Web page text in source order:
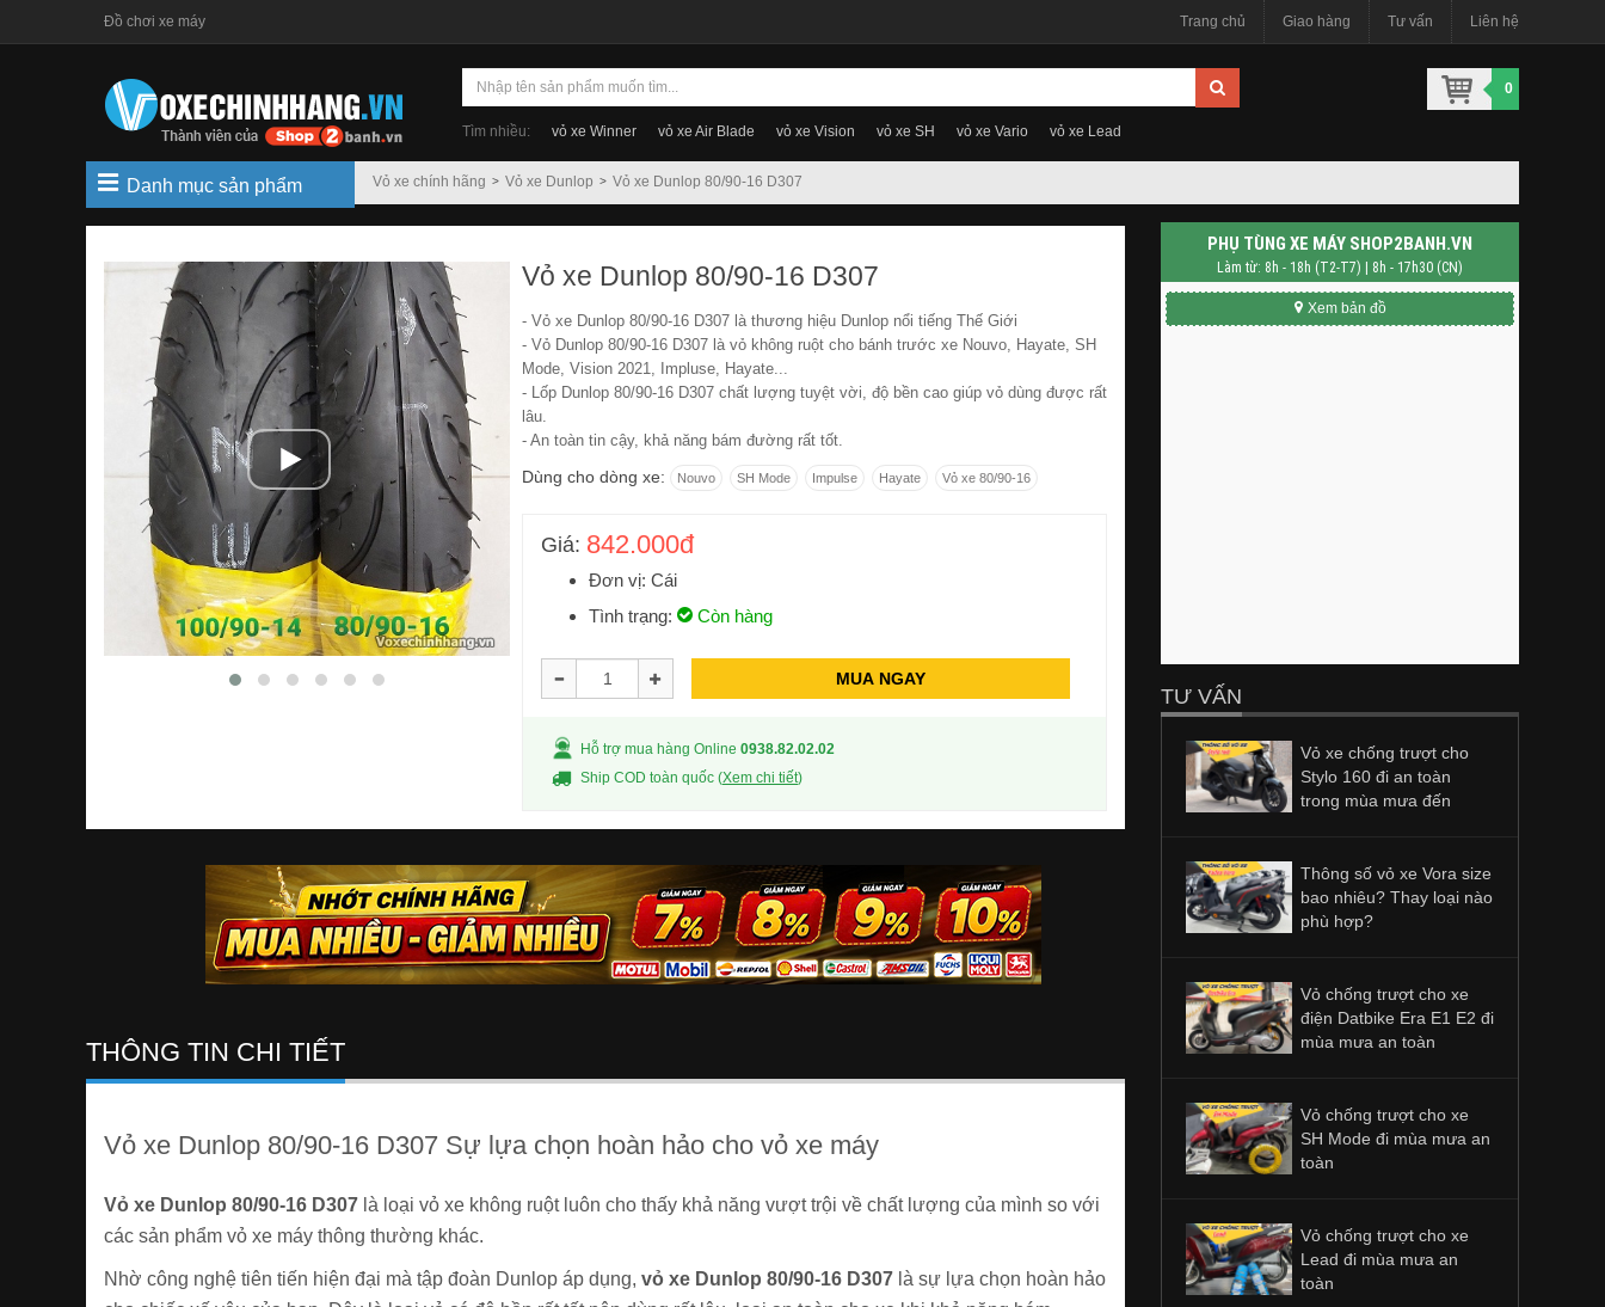
Đồ chơi xe máy Trang chủ Giao hàng Tư vấn Liên hệ
Tìm nhiều: vỏ xe Winner vỏ xe Air Blade vỏ xe Vision vỏ xe SH vỏ xe Vario vỏ xe Lead
0
Vỏ xe chính hãng Vỏ xe Dunlop Vỏ xe Dunlop 80/90-16 D307
Danh mục sản phẩm
Vỏ xe Dunlop 80/90-16 D307
- Vỏ xe Dunlop 80/90-16 D307 là thương hiệu Dunlop nổi tiếng Thế Giới
- Vỏ Dunlop 80/90-16 D307 là vỏ không ruột cho bánh trước xe Nouvo, Hayate, SH
Mode, Vision 2021, Impluse, Hayate...
- Lốp Dunlop 80/90-16 D307 chất lượng tuyệt vời, độ bền cao giúp vỏ dùng được rất
lâu.
- An toàn tin cậy, khả năng bám đường rất tốt.
Dùng cho dòng xe: Nouvo SH Mode Impulse Hayate Vỏ xe 80/90-16
Giá: 842.000đ
Đơn vị: Cái
Tình trạng:
Còn hàng
MUA NGAY
Hỗ trợ mua hàng Online 0938.82.02.02
Ship COD toàn quốc (Xem chi tiết)
THÔNG TIN CHI TIẾT
Vỏ xe Dunlop 80/90-16 D307 Sự lựa chọn hoàn hảo cho vỏ xe máy
Vỏ xe Dunlop 80/90-16 D307 là loại vỏ xe không ruột luôn cho thấy khả năng vượt trội về chất lượng của mình so với
các sản phẩm vỏ xe máy thông thường khác.
Nhờ công nghệ tiên tiến hiện đại mà tập đoàn Dunlop áp dụng, vỏ xe Dunlop 80/90-16 D307 là sự lựa chọn hoàn hảo
PHỤ TÙNG XE MÁY SHOP2BANH.VN
Làm từ: 8h - 18h (T2-T7) | 8h - 17h30 (CN)
Xem bản đồ
TƯ VẤN
Vỏ xe chống trượt cho
Stylo 160 đi an toàn
trong mùa mưa đến
Thông số vỏ xe Vora size
bao nhiêu? Thay loại nào
phù hợp?
Vỏ chống trượt cho xe
điện Datbike Era E1 E2 đi
mùa mưa an toàn
Vỏ chống trượt cho xe
SH Mode đi mùa mưa an
toàn
Vỏ chống trượt cho xe
Lead đi mùa mưa an
toàn